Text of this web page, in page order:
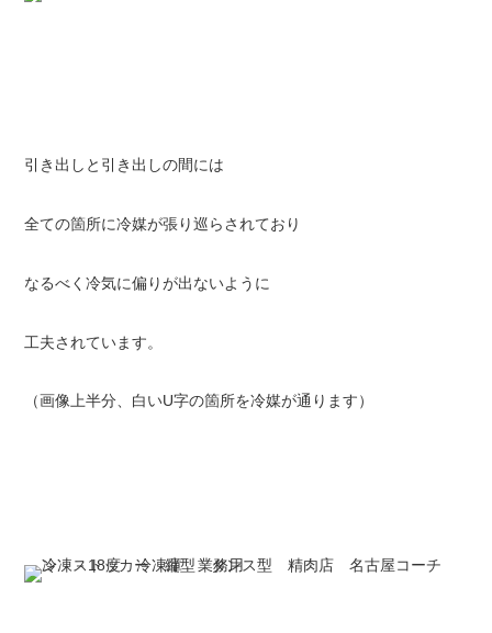
引き出しと引き出しの間には
全ての箇所に冷媒が張り巡らされており
なるべく冷気に偏りが出ないように
工夫されています。
（画像上半分、白いU字の箇所を冷媒が通ります）